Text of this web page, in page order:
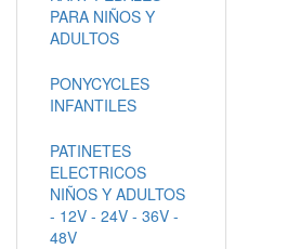
PARA NIÑOS Y
ADULTOS
PONYCYCLES
INFANTILES
PATINETES
ELECTRICOS
NIÑOS Y ADULTOS
- 12V - 24V - 36V -
48V